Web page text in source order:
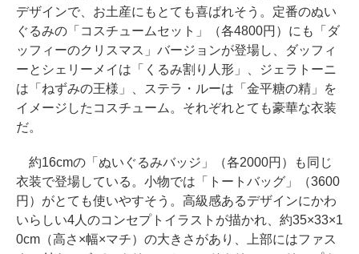
デザインで、お土産にもとても喜ばれそう。定番のぬい
ぐるみの「コスチュームセット」（各4800円）にも「ダ
ッフィーのクリスマス」バージョンが登場し、ダッフィ
ーとシェリーメイは「くるみ割り人形」、ジェラトーニ
は「ねずみの王様」、ステラ・ルーは「金平糖の精」を
イメージしたコスチューム。それぞれとても豪華な衣装
だ。
約16cmの「ぬいぐるみバッジ」（各2000円）も同じ
衣装で登場している。小物では「トートバッグ」（3600
円）がとても使いやすそう。高級感あるデザインにかわ
いらしい4人のコンセプトイラストが描かれ、約35×33×1
0cm（高さ×幅×マチ）の大きさがあり、上部にはファス